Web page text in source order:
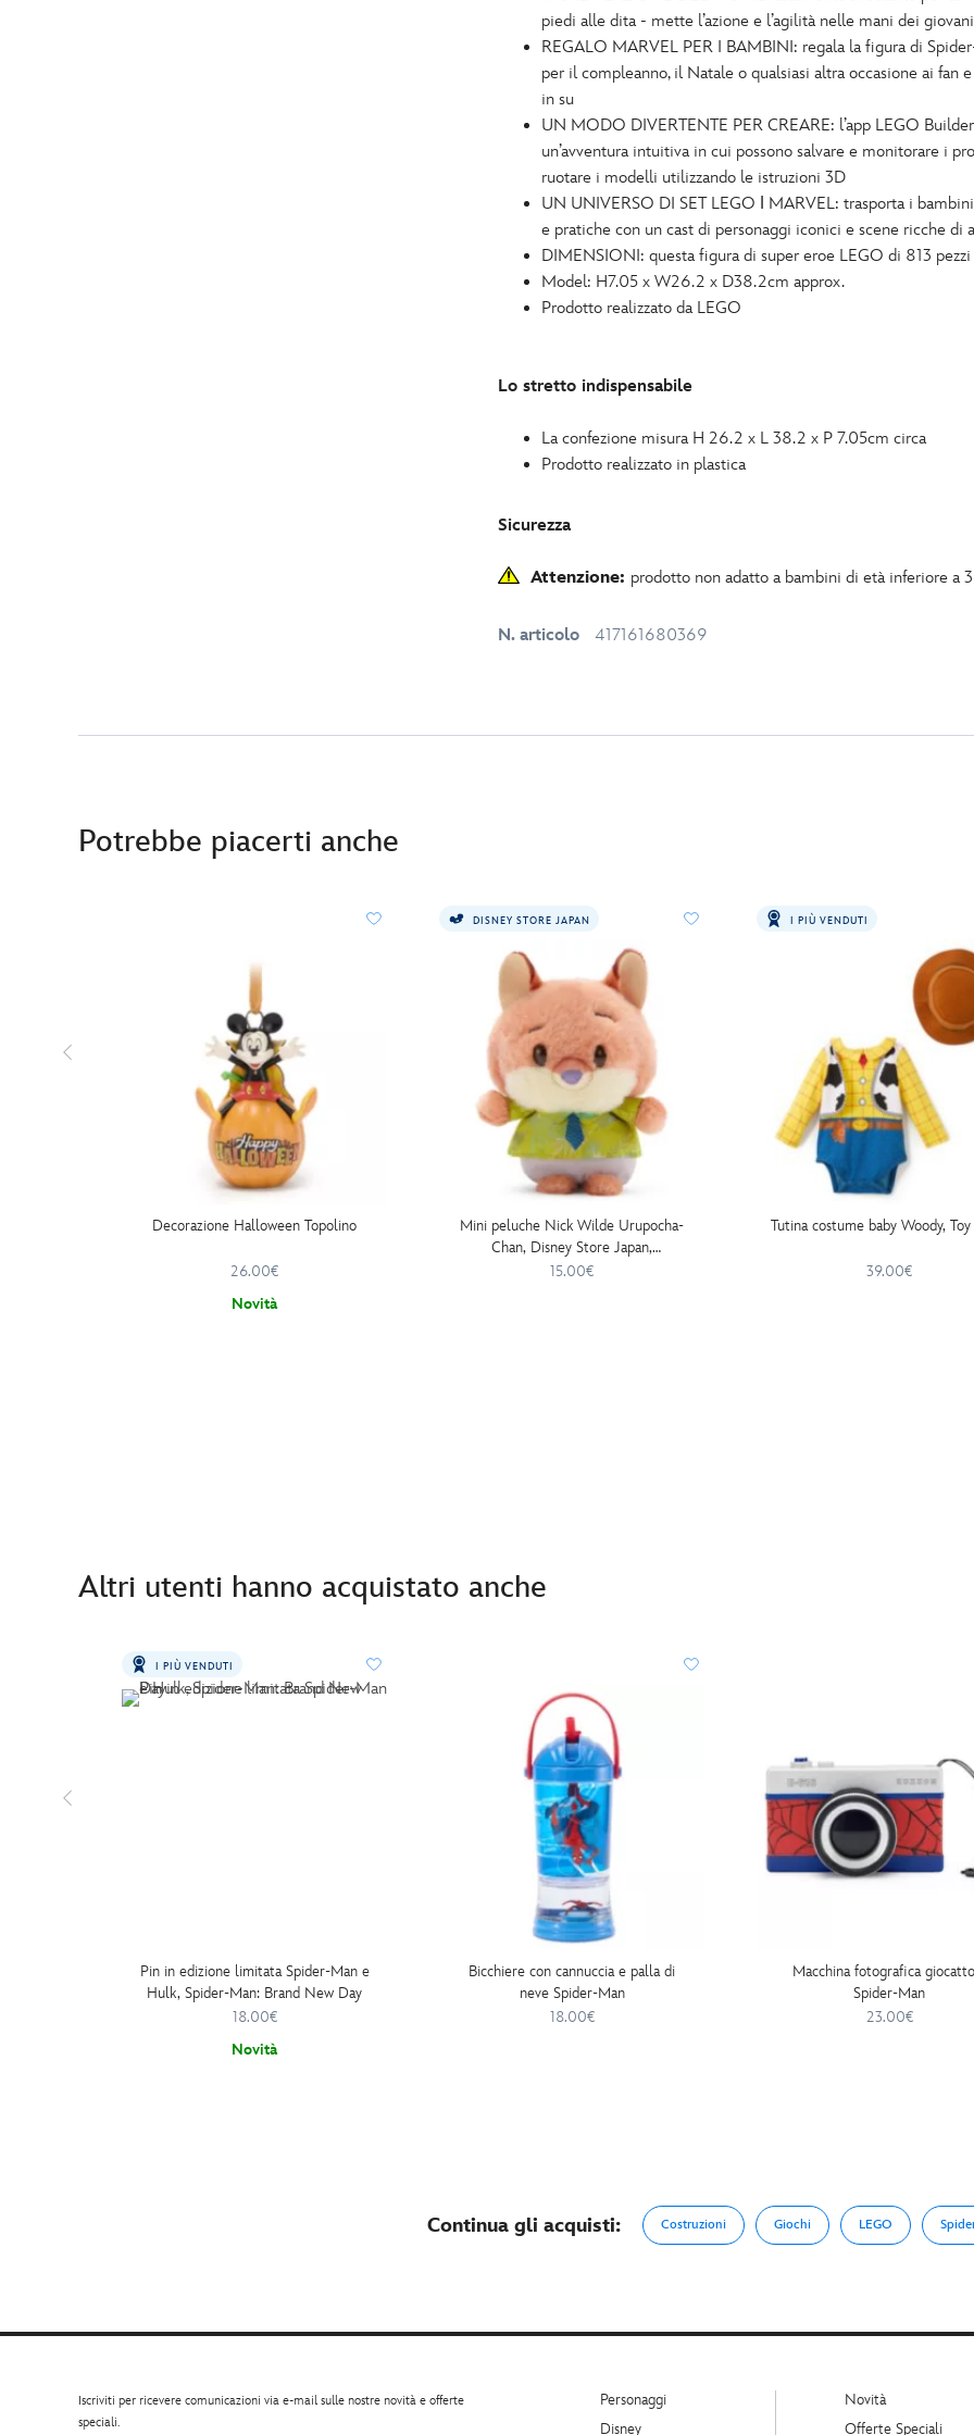
piedi alle dita - mette l’azione e l’agilità nelle mani dei
REGALO MARVEL PER I BAMBINI: regala la figura di
per il compleanno, il Natale o qualsiasi altra occasione ai fan
in su
UN MODO DIVERTENTE PER CREARE: l’app LEGO
un’avventura intuitiva in cui possono salvare e monitorare i
ruotare i modelli utilizzando le istruzioni 3D
UN UNIVERSO DI SET LEGO ǀ MARVEL: trasporta i
e pratiche con un cast di personaggi iconici e scene ricche di
DIMENSIONI: questa figura di super eroe LEGO di 813
Model: H7.05 x W26.2 x D38.2cm approx.
Prodotto realizzato da LEGO
Lo stretto indispensabile
La confezione misura H 26.2 x L 38.2 x P 7.05cm circa
Prodotto realizzato in plastica
Sicurezza
Attenzione: prodotto non adatto a bambini di età inferiore a
N. articolo 417161680369
Potrebbe piacerti anche
Decorazione Halloween Topolino
26.00€
Novità
DISNEY STORE JAPAN
Mini peluche Nick Wilde Urupocha-
Chan, Disney Store Japan,
Zootropolis, 11cm
15.00€
I PIÙ VENDUTI
Tutina costume baby Woody,
39.00€
Altri utenti hanno acquistato anche
I PIÙ VENDUTI
Pin in edizione limitata Spider-Man e
Hulk, Spider-Man: Brand New Day
18.00€
Novità
Bicchiere con cannuccia e palla di
neve Spider-Man
18.00€
Macchina fotografica
Spider-Man
23.00€
Continua gli acquisti: Costruzioni Giochi LEGO
Iscriviti per ricevere comunicazioni via e-mail sulle nostre novità e offerte
speciali.
Personaggi
Disney
Novità
Offerte Speciali